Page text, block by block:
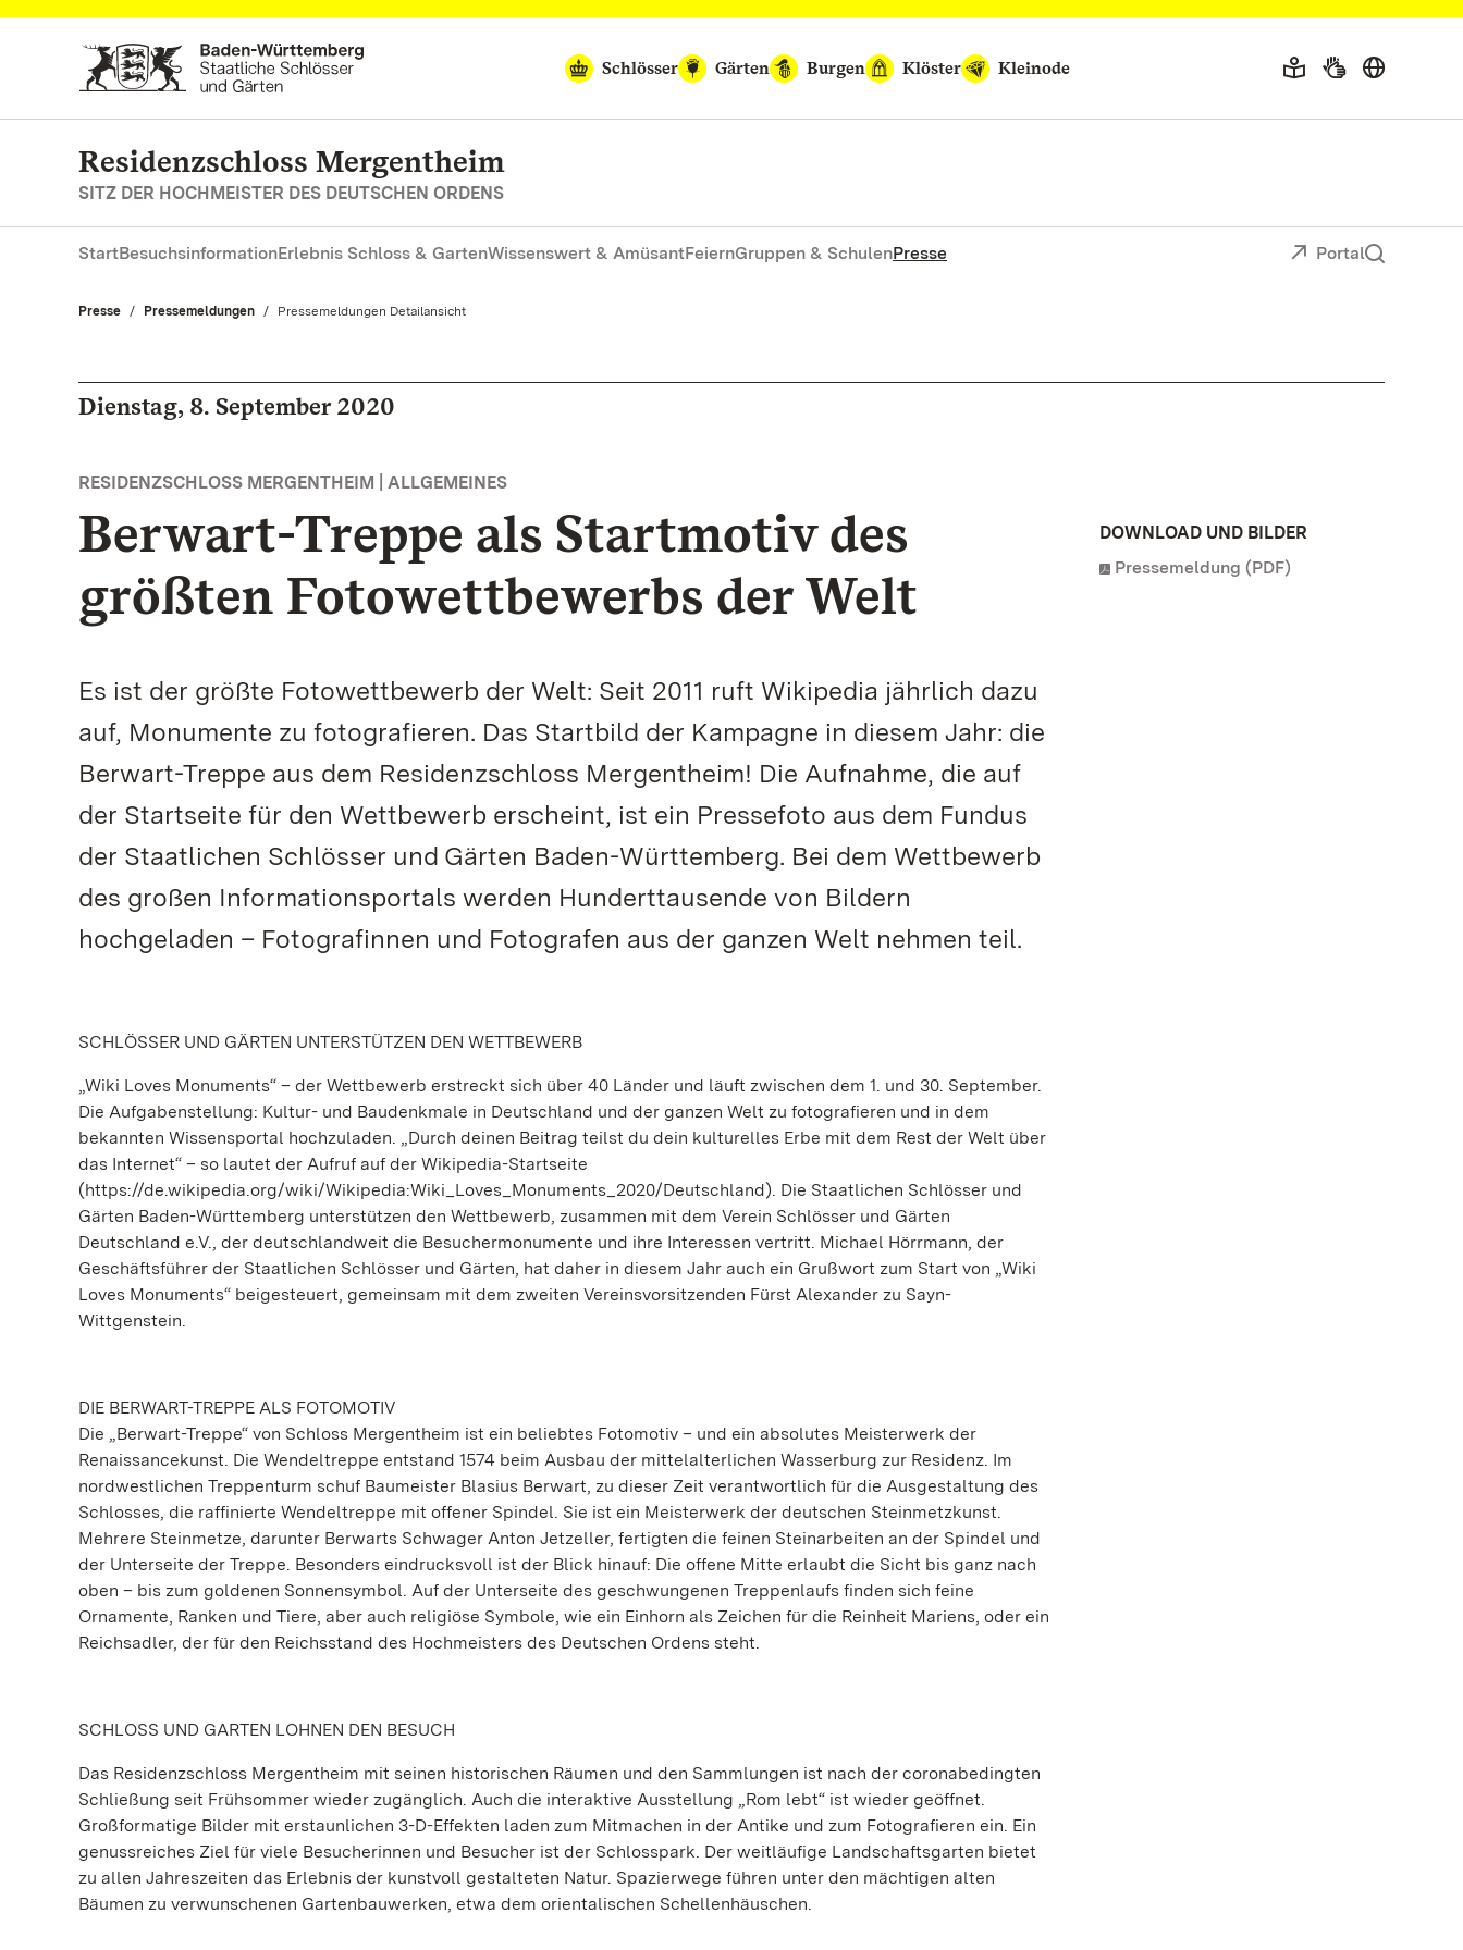
Zum Hauptinhalt springen
Schlösser
Gärten Burgen Klöster Kleinode
Residenzschloss Mergentheim
SITZ DER HOCHMEISTER DES DEUTSCHEN ORDENS
StartBesuchsinformationErlebnis Schloss & GartenWissenswert & AmüsantFeiernGruppen & SchulenPresse Portal
Presse Pressemeldungen Aktuell:
Pressemeldungen Detailansicht
Dienstag, 8. September 2020
RESIDENZSCHLOSS MERGENTHEIM | ALLGEMEINES
Berwart-Treppe als Startmotiv des
größten Fotowettbewerbs der Welt
Es ist der größte Fotowettbewerb der Welt: Seit 2011 ruft Wikipedia jährlich dazu
auf, Monumente zu fotografieren. Das Startbild der Kampagne in diesem Jahr: die
Berwart-Treppe aus dem Residenzschloss Mergentheim! Die Aufnahme, die auf
der Startseite für den Wettbewerb erscheint, ist ein Pressefoto aus dem Fundus
der Staatlichen Schlösser und Gärten Baden-Württemberg. Bei dem Wettbewerb
des großen Informationsportals werden Hunderttausende von Bildern
hochgeladen – Fotografinnen und Fotografen aus der ganzen Welt nehmen teil.
SCHLÖSSER UND GÄRTEN UNTERSTÜTZEN DEN WETTBEWERB
„Wiki Loves Monuments“ – der Wettbewerb erstreckt sich über 40 Länder und läuft zwischen dem 1. und 30. September.
Die Aufgabenstellung: Kultur- und Baudenkmale in Deutschland und der ganzen Welt zu fotografieren und in dem
bekannten Wissensportal hochzuladen. „Durch deinen Beitrag teilst du dein kulturelles Erbe mit dem Rest der Welt über
das Internet“ – so lautet der Aufruf auf der Wikipedia-Startseite
(https://de.wikipedia.org/wiki/Wikipedia:Wiki_Loves_Monuments_2020/Deutschland). Die Staatlichen Schlösser und
Gärten Baden-Württemberg unterstützen den Wettbewerb, zusammen mit dem Verein Schlösser und Gärten
Deutschland e.V., der deutschlandweit die Besuchermonumente und ihre Interessen vertritt. Michael Hörrmann, der
Geschäftsführer der Staatlichen Schlösser und Gärten, hat daher in diesem Jahr auch ein Grußwort zum Start von „Wiki
Loves Monuments“ beigesteuert, gemeinsam mit dem zweiten Vereinsvorsitzenden Fürst Alexander zu Sayn-
Wittgenstein.
DIE BERWART-TREPPE ALS FOTOMOTIV
Die „Berwart-Treppe“ von Schloss Mergentheim ist ein beliebtes Fotomotiv – und ein absolutes Meisterwerk der
Renaissancekunst. Die Wendeltreppe entstand 1574 beim Ausbau der mittelalterlichen Wasserburg zur Residenz. Im
nordwestlichen Treppenturm schuf Baumeister Blasius Berwart, zu dieser Zeit verantwortlich für die Ausgestaltung des
Schlosses, die raffinierte Wendeltreppe mit offener Spindel. Sie ist ein Meisterwerk der deutschen Steinmetzkunst.
Mehrere Steinmetze, darunter Berwarts Schwager Anton Jetzeller, fertigten die feinen Steinarbeiten an der Spindel und
der Unterseite der Treppe. Besonders eindrucksvoll ist der Blick hinauf: Die offene Mitte erlaubt die Sicht bis ganz nach
oben – bis zum goldenen Sonnensymbol. Auf der Unterseite des geschwungenen Treppenlaufs finden sich feine
Ornamente, Ranken und Tiere, aber auch religiöse Symbole, wie ein Einhorn als Zeichen für die Reinheit Mariens, oder ein
Reichsadler, der für den Reichsstand des Hochmeisters des Deutschen Ordens steht.
SCHLOSS UND GARTEN LOHNEN DEN BESUCH
Das Residenzschloss Mergentheim mit seinen historischen Räumen und den Sammlungen ist nach der coronabedingten
Schließung seit Frühsommer wieder zugänglich. Auch die interaktive Ausstellung „Rom lebt“ ist wieder geöffnet.
Großformatige Bilder mit erstaunlichen 3-D-Effekten laden zum Mitmachen in der Antike und zum Fotografieren ein. Ein
genussreiches Ziel für viele Besucherinnen und Besucher ist der Schlosspark. Der weitläufige Landschaftsgarten bietet
zu allen Jahreszeiten das Erlebnis der kunstvoll gestalteten Natur. Spazierwege führen unter den mächtigen alten
Bäumen zu verwunschenen Gartenbauwerken, etwa dem orientalischen Schellenhäuschen.
DOWNLOAD UND BILDER
Pressemeldung (PDF)